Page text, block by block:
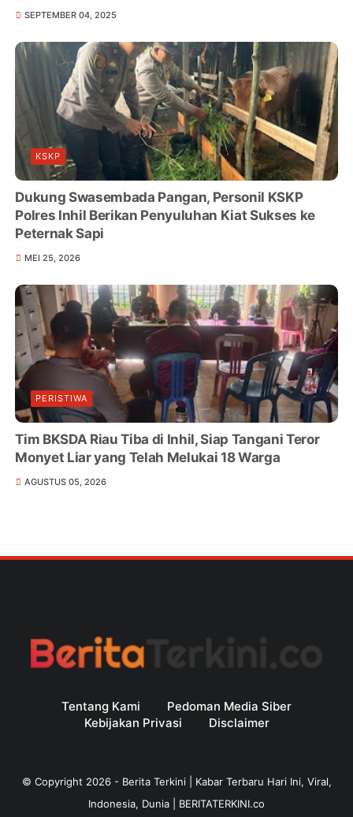
SEPTEMBER 04, 2025
KSKP
Dukung Swasembada Pangan, Personil KSKP
Polres Inhil Berikan Penyuluhan Kiat Sukses ke
Peternak Sapi
MEI 25, 2026
PERISTIWA
Tim BKSDA Riau Tiba di Inhil, Siap Tangani Teror
Monyet Liar yang Telah Melukai 18 Warga
AGUSTUS 05, 2026
Tentang Kami
Pedoman Media Siber
Kebijakan Privasi
Disclaimer
© Copyright 2026- Berita Terkini | Kabar Terbaru Hari Ini, Viral,
Indonesia, Dunia | BERITATERKINI.co